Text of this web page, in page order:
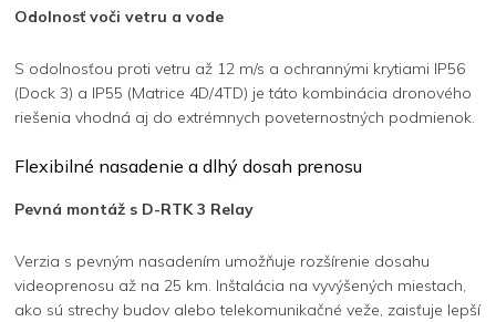
Odolnosť voči vetru a vode
S odolnosťou proti vetru až 12 m/s a ochrannými krytiami IP56
(Dock 3) a IP55 (Matrice 4D/4TD) je táto kombinácia dronového
riešenia vhodná aj do extrémnych poveternostných podmienok.
Flexibilné nasadenie a dlhý dosah prenosu
Pevná montáž s D-RTK 3 Relay
Verzia s pevným nasadením umožňuje rozšírenie dosahu
videoprenosu až na 25 km. Inštalácia na vyvýšených miestach,
ako sú strechy budov alebo telekomunikačné veže, zaisťuje lepší